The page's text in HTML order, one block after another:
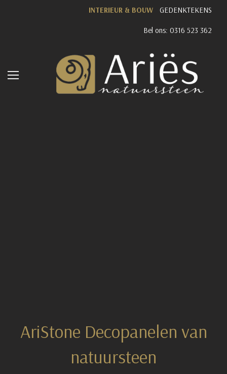
INTERIEUR & BOUW GEDENKTEKENS
Bel ons: 0316 523 362
AriStone Decopanelen van
natuursteen